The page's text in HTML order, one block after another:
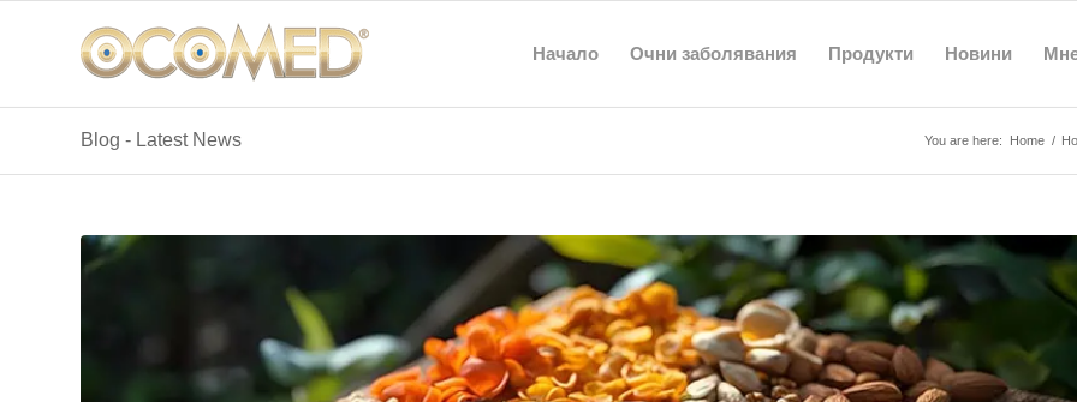
Начало Очни заболявания Продукти Новини
Blog - Latest News You are here: Home /